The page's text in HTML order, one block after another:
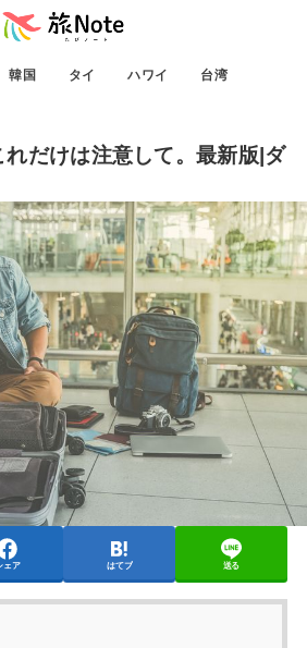
韓国 タイ ハワイ 台湾
れだけは注意して。最新版|ダ
ェア はてブ 送る